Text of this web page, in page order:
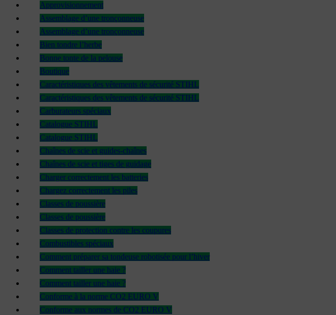
Approvisionnement
Assemblage d’une tronçonneuse
Assemblage d’une tronçonneuse
Bien tondre l’herbe
Bonne tonte de la pelouse
Boutique
Caractéristiques des vêtements de sécurité STIHL
Caractéristiques des vêtements de sécurité STIHL
Carburateurs spéciaux
Catalogue STIHL
Catalogue STIHL
Chaînes de scie et guides-chaînes
Chaînes de scie et tiges de guidage
Charger correctement les batteries
Chargez correctement les piles
Classes de poussière
Classes de poussière
Classes de protection contre les coupures
Combustibles spéciaux
Comment préparer sa tondeuse robotisée pour l’hiver
Comment tailler une haie ?
Comment tailler une haie ?
Conforme à la norme CO2 EURO V
Conforme aux normes de CO2 EURO V